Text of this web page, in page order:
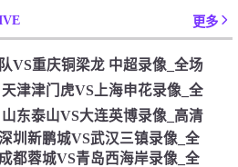
更多
VS重庆铜梁龙 中超录像_全场
津津门虎VS上海申花录像_全
东泰山VS大连英博录像_高清
圳新鹏城VS武汉三镇录像_全
都蓉城VS青岛西海岸录像_全